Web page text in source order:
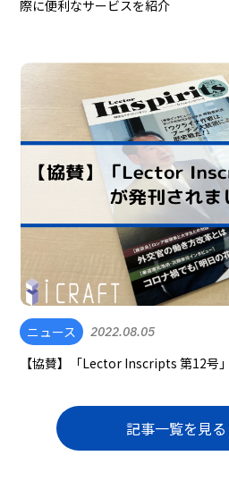
際に便利なサービスを紹介
ニュース 2022.08.05
【協賛】「Lector Inscripts 第12号
記事一覧を見る